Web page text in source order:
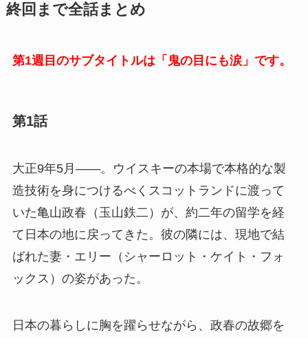
終回まで全話まとめ
第1週目のサブタイトルは「鬼の目にも涙」です。
第1話
大正9年5月――。ウイスキーの本場で本格的な製
造技術を身につけるべくスコットランドに渡って
いた亀山政春（玉山鉄二）が、約二年の留学を経
て日本の地に戻ってきた。彼の隣には、現地で結
ばれた妻・エリー（シャーロット・ケイト・フォ
ックス）の姿があった。
日本の暮らしに胸を躍らせながら、政春の故郷を